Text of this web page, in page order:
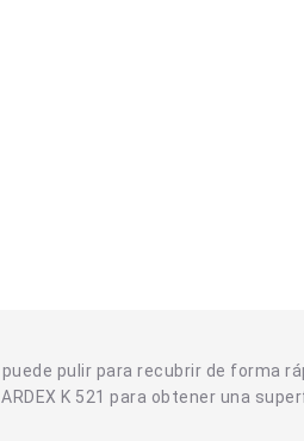
pulir para recubrir de forma
K 521 para obtener una